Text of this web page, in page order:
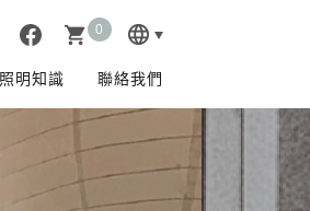
照明知識 聯絡我們
language
shopping_cart 0